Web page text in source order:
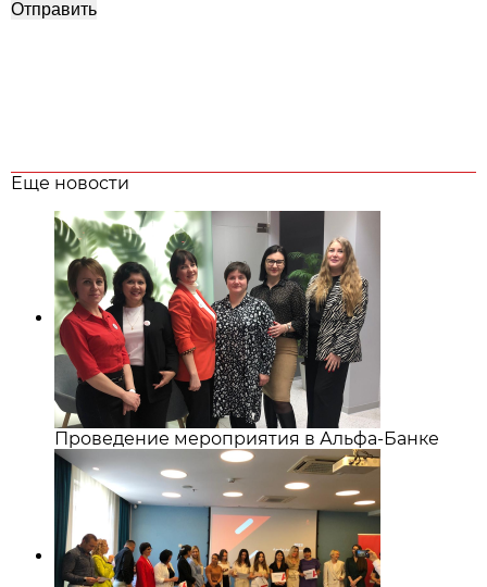
Еще новости
Проведение мероприятия в Альфа-Банке